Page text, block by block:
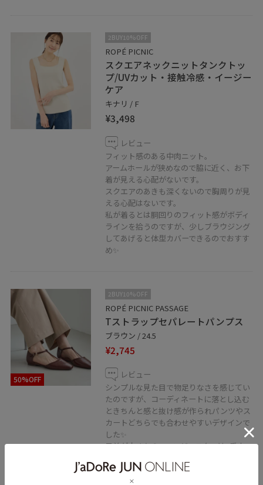
2BUY10%OFF
ROPÉ PICNIC
スクエアネックニットタンクトッ
プ/UVカット・接触冷感・イージー
ケア
キナリ / F
¥3,498
レビュー
フィット感のある中肉ニット。
アームホールが狭めなので脇に近く、お下
着が見える心配がないです。
スクエアのあきも深くないので胸周りが見
える心配はないです。
私が着るとは胴回りのフィット感がボディ
ラインを拾うのですが、少しブラウジング
してあげると体型カバーできるのでおすす
め✨
50%OFF
2BUY10%OFF
ROPÉ PICNIC PASSAGE
Tストラップセパレートパンプス
ブラウン / 24.5
¥2,745
レビュー
シンプルな見た目で物足りなさを感じてい
たのですが、コーディネートに落とし込む
ときちんと感と抜け感が作られパンツやス
カートどちらでも合わせやすいデザインで
した✨️
足首が太めなので、アジャスターは1番広